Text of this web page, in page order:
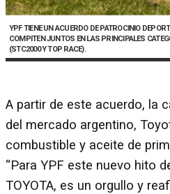
YPF TIENE UN ACUERDO DE PATROCINIO
COMPITEN JUNTOS EN LAS PRINCIPALES
(STC2000 Y TOP RACE).
A partir de este acuerdo, la
del mercado argentino,
combustible y aceite de
“Para YPF este nuevo hito
TOYOTA, es un orgullo y